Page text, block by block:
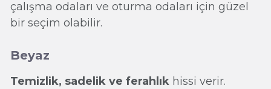
çalışma odaları ve oturma odaları için güzel
bir seçim olabilir.
Beyaz
Temizlik, sadelik ve ferahlık hissi verir.